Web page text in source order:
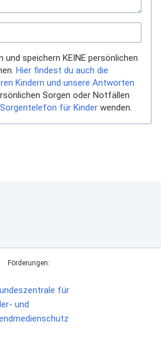
und speichern KEINE persönlichen
Hier findest du auch die
Kindern und unsere Antworten
Sorgen oder Notfällen
Sorgentelefon für Kinder wenden.
Förderungen: